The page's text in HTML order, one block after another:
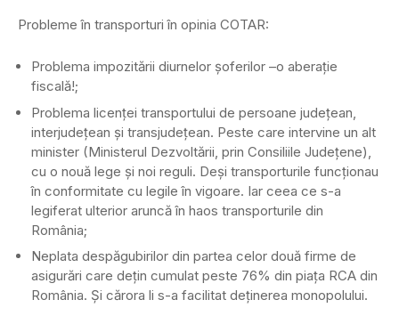
Probleme în transporturi în opinia COTAR:
Problema impozitării diurnelor șoferilor –o aberație
fiscală!;
Problema licenței transportului de persoane județean,
interjudețean și transjudețean. Peste care intervine un alt
minister (Ministerul Dezvoltării, prin Consiliile Județene),
cu o nouă lege și noi reguli. Deși transporturile funcționau
în conformitate cu legile în vigoare. Iar ceea ce s-a
legiferat ulterior aruncă în haos transporturile din
România;
Neplata despăgubirilor din partea celor două firme de
asigurări care dețin cumulat peste 76% din piața RCA din
România. Și cărora li s-a facilitat deținerea monopolului.